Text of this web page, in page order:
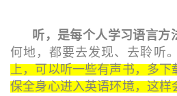
听，是每个人学习语言方
何地，都要去发现、去聆听。
上，可以听一些有声书，多下
保全身心进入英语环境，这样